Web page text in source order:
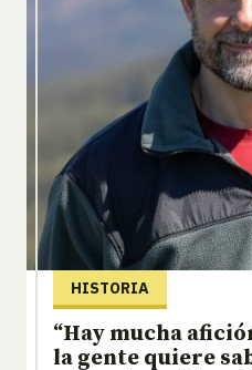
HISTORIA
“Hay mucha
la gente quiere